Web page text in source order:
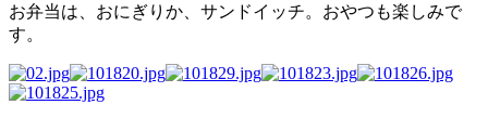
お弁当は、おにぎりか、サンドイッチ。おやつも楽しみで
す。